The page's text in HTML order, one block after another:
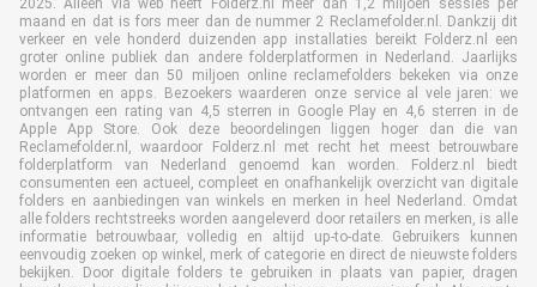
2025. Alleen via web heeft Folderz.nl meer dan 1,2 miljoen sessies per
maand en dat is fors meer dan de nummer 2 Reclamefolder.nl. Dankzij dit
verkeer en vele honderd duizenden app installaties bereikt Folderz.nl een
groter online publiek dan andere folderplatformen in Nederland. Jaarlijks
worden er meer dan 50 miljoen online reclamefolders bekeken via onze
platformen en apps. Bezoekers waarderen onze service al vele jaren: we
ontvangen een rating van 4,5 sterren in Google Play en 4,6 sterren in de
Apple App Store. Ook deze beoordelingen liggen hoger dan die van
Reclamefolder.nl, waardoor Folderz.nl met recht het meest betrouwbare
folderplatform van Nederland genoemd kan worden. Folderz.nl biedt
consumenten een actueel, compleet en onafhankelijk overzicht van digitale
folders en aanbiedingen van winkels en merken in heel Nederland. Omdat
alle folders rechtstreeks worden aangeleverd door retailers en merken, is alle
informatie betrouwbaar, volledig en altijd up-to-date. Gebruikers kunnen
eenvoudig zoeken op winkel, merk of categorie en direct de nieuwste folders
bekijken. Door digitale folders te gebruiken in plaats van papier, dragen